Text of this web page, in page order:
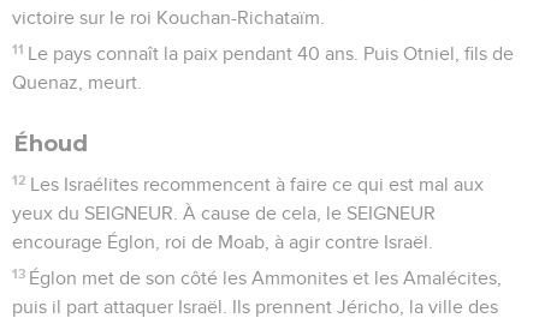
victoire sur le roi Kouchan-Richataïm.
11 Le pays connaît la paix pendant 40 ans. Puis Otniel, fils de
Quenaz, meurt.
Éhoud
12 Les Israélites recommencent à faire ce qui est mal aux
yeux du SEIGNEUR. À cause de cela, le SEIGNEUR
encourage Églon, roi de Moab, à agir contre Israël.
13 Églon met de son côté les Ammonites et les Amalécites,
puis il part attaquer Israël. Ils prennent Jéricho, la ville des